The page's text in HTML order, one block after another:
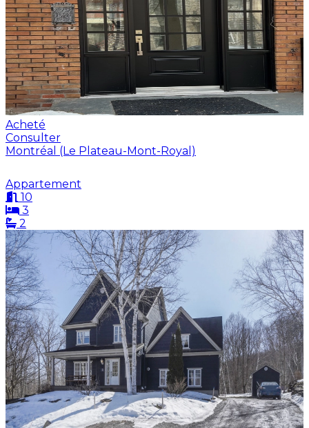
Acheté
Consulter
Montréal (Le Plateau-Mont-Royal)
Appartement
10
3
2